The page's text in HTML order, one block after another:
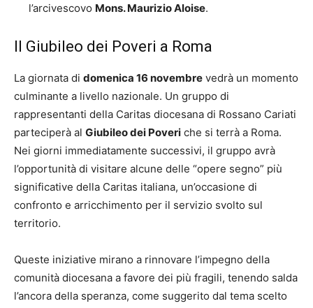
l’arcivescovo Mons. Maurizio Aloise.
Il Giubileo dei Poveri a Roma
La giornata di domenica 16 novembre vedrà un momento
culminante a livello nazionale. Un gruppo di
rappresentanti della Caritas diocesana di Rossano Cariati
parteciperà al Giubileo dei Poveri che si terrà a Roma.
Nei giorni immediatamente successivi, il gruppo avrà
l’opportunità di visitare alcune delle “opere segno” più
significative della Caritas italiana, un’occasione di
confronto e arricchimento per il servizio svolto sul
territorio.
Queste iniziative mirano a rinnovare l’impegno della
comunità diocesana a favore dei più fragili, tenendo salda
l’ancora della speranza, come suggerito dal tema scelto